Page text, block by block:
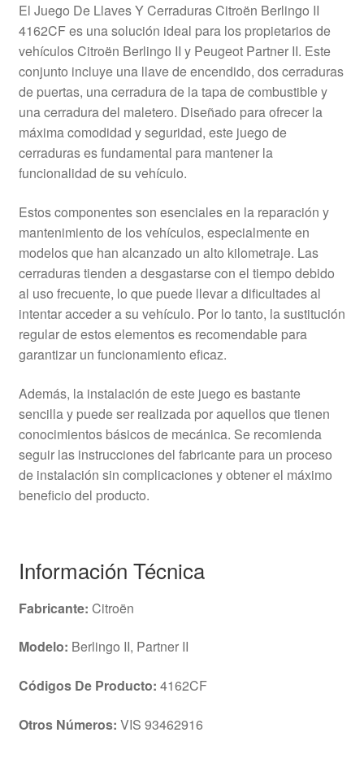
El Juego De Llaves Y Cerraduras Citroën Berlingo II
4162CF es una solución ideal para los propietarios de
vehículos Citroën Berlingo II y Peugeot Partner II. Este
conjunto incluye una llave de encendido, dos cerraduras
de puertas, una cerradura de la tapa de combustible y
una cerradura del maletero. Diseñado para ofrecer la
máxima comodidad y seguridad, este juego de
cerraduras es fundamental para mantener la
funcionalidad de su vehículo.
Estos componentes son esenciales en la reparación y
mantenimiento de los vehículos, especialmente en
modelos que han alcanzado un alto kilometraje. Las
cerraduras tienden a desgastarse con el tiempo debido
al uso frecuente, lo que puede llevar a dificultades al
intentar acceder a su vehículo. Por lo tanto, la sustitución
regular de estos elementos es recomendable para
garantizar un funcionamiento eficaz.
Además, la instalación de este juego es bastante
sencilla y puede ser realizada por aquellos que tienen
conocimientos básicos de mecánica. Se recomienda
seguir las instrucciones del fabricante para un proceso
de instalación sin complicaciones y obtener el máximo
beneficio del producto.
Información Técnica
Fabricante: Citroën
Modelo: Berlingo II, Partner II
Códigos De Producto: 4162CF
Otros Números: VIS 93462916